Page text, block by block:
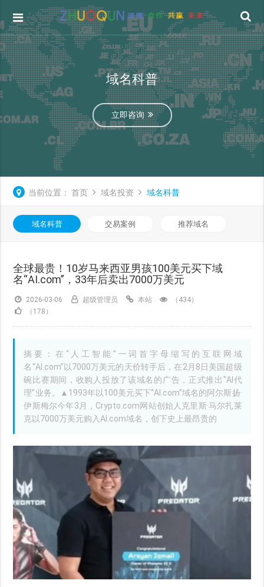
域名科普
立即咨询
当前位置： 首页 域名投资 域名科普
域名科普 交易案例 推荐域名
全球最贵！10岁马来西亚男孩100美元买下域
名“AI.com”，33年后卖出7000万美元
2026-03-06 超级管理员 本站
（434）
（178）
摘要：在“人工智能”一词首字母缩写的互联网域
名“AI.com”以7000万美元的天价转手后，在2月8日美国超级
碗比赛期间，收购人投放了该域名的广告，正式推出“AI代
理”业务。▲1993年以100美元买下“AI.com”域名的阿尔斯扬·
伊斯梅尔今年3月，Crypto.com网站创始人克里斯·马尔扎莱
克以7000万美元购入AI.com域名，创下史上最昂贵的